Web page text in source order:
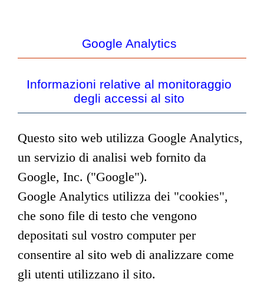
Google Analytics
Informazioni relative al monitoraggio
degli accessi al sito
Questo sito web utilizza Google Analytics,
un servizio di analisi web fornito da
Google, Inc. ("Google").
Google Analytics utilizza dei "cookies",
che sono file di testo che vengono
depositati sul vostro computer per
consentire al sito web di analizzare come
gli utenti utilizzano il sito.